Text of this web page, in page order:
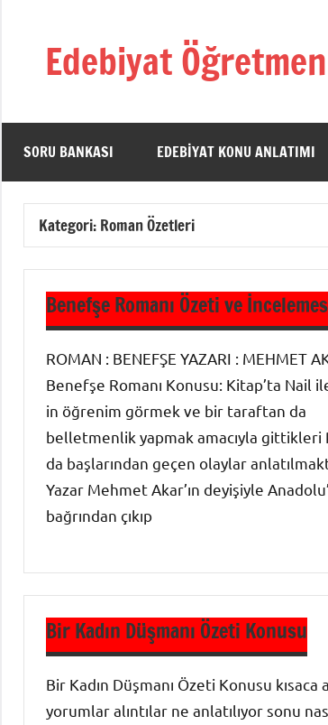
Edebiyat
Türkçe,
Dili
ve
Sitesi
SORU BANKASI EDEBIYAT KONU ANLATIMI
Kategori: Roman Özetleri
Benefşe Romanı Özeti ve
ROMAN : BENEFŞE YAZARI : MEHMET
Benefşe Romanı Konusu: Kitap’ta Nail
in öğrenim görmek ve bir taraftan da
belletmenlik yapmak amacıyla gittikleri
da başlarından geçen olaylar
Yazar Mehmet Akar’ın deyişiyle
bağrından çıkıp
Bir Kadın Düşmanı Özeti Konusu
Bir Kadın Düşmanı Özeti Konusu kısaca
yorumlar alıntılar ne anlatılıyor sonu